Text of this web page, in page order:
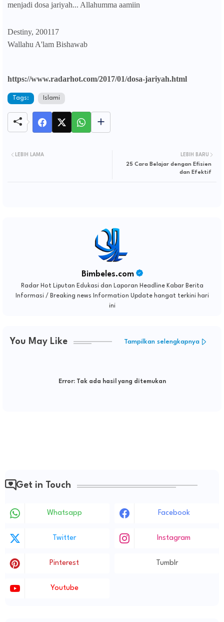
menjadi dosa jariyah... Allahumma aamiin
Destiny, 200117
Wallahu A'lam Bishawab
https://www.radarhot.com/2017/01/dosa-jariyah.html
Tags: Islami
LEBIH BARU
25 Cara Belajar dengan Efisien
dan Efektif
LEBIH LAMA
Bimbeles.com
Radar Hot Liputan Edukasi dan Laporan Headline Kabar Berita
Informasi / Breaking news Information Update hangat terkini hari
ini
You May Like Tampilkan selengkapnya
Error:Tak ada hasil yang ditemukan
Get in Touch
Whatsapp Facebook
Twitter Instagram
Pinterest Tumblr
Youtube